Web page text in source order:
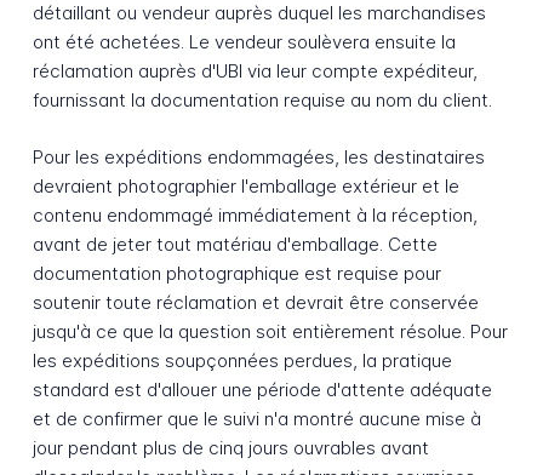
détaillant ou vendeur auprès duquel les marchandises
ont été achetées. Le vendeur soulèvera ensuite la
réclamation auprès d'UBI via leur compte expéditeur,
fournissant la documentation requise au nom du client.
Pour les expéditions endommagées, les destinataires
devraient photographier l'emballage extérieur et le
contenu endommagé immédiatement à la réception,
avant de jeter tout matériau d'emballage. Cette
documentation photographique est requise pour
soutenir toute réclamation et devrait être conservée
jusqu'à ce que la question soit entièrement résolue. Pour
les expéditions soupçonnées perdues, la pratique
standard est d'allouer une période d'attente adéquate
et de confirmer que le suivi n'a montré aucune mise à
jour pendant plus de cinq jours ouvrables avant